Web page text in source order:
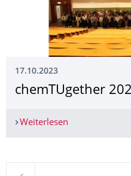
17.10.2023
chemTUgether
Weiterlesen